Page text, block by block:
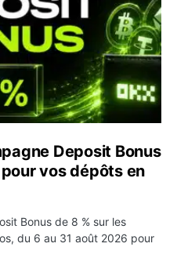
Deposit Bonus
vos dépôts en
Bonus de 8 % sur les
du 6 au 31 août 2026 pour